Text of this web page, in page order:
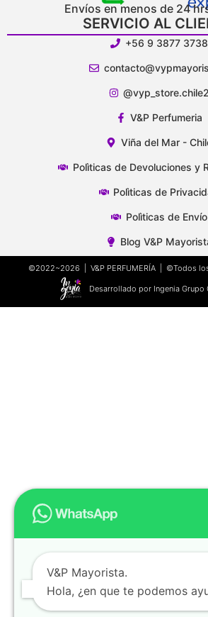
Envíos en menos de 24
SERVICIO AL
+56 9 3877 3738
@vyp_store.chile2
V&P Perfumeria
Viña del Mar -
Polìticas de Devoluciones y
Polìticas de
Polìticas de Envío
Blog V&P
©2022~2026 | V&P PERFUMERÍA | ©Todos
Desarrollado por Ingenia Grupo
V&P Mayorista.
Hola, ¿en que te podemos